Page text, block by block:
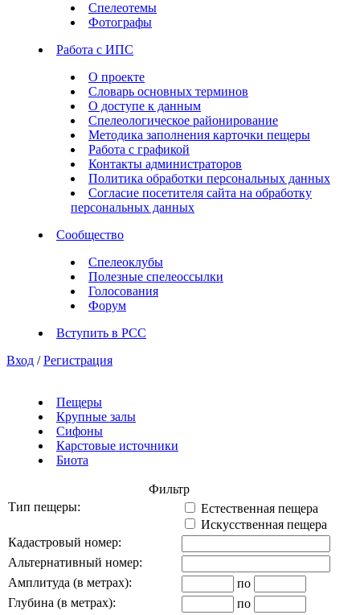
Спелеотемы
Фотографы
Работа с ИПС
О проекте
Словарь основных терминов
О доступе к данным
Спелеологическое районирование
Методика заполнения карточки пещеры
Работа с графикой
Контакты администраторов
Политика обработки персональных данных
Согласие посетителя сайта на обработку
персональных данных
Сообщество
Спелеоклубы
Полезные спелеоссылки
Голосования
Форум
Вступить в РСС
Вход / Регистрация
Пещеры
Крупные залы
Сифоны
Карстовые источники
Биота
Фильтр
Тип пещеры:
Естественная пещера
Искусственная пещера
Кадастровый номер:
Альтернативный номер:
Амплитуда (в метрах):
по
Глубина (в метрах):
по